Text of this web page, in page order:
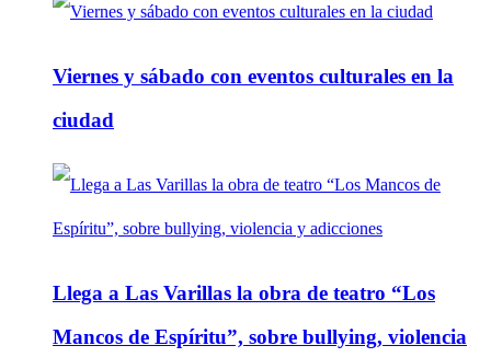
Viernes y sábado con eventos culturales en la
ciudad
Llega a Las Varillas la obra de teatro “Los
Mancos de Espíritu”, sobre bullying, violencia